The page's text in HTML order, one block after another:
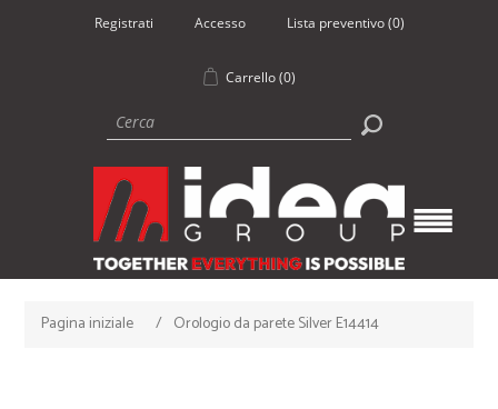
Registrati Accesso Lista preventivo (0)
Carrello (0)
Pagina iniziale / Orologio da parete Silver E14414